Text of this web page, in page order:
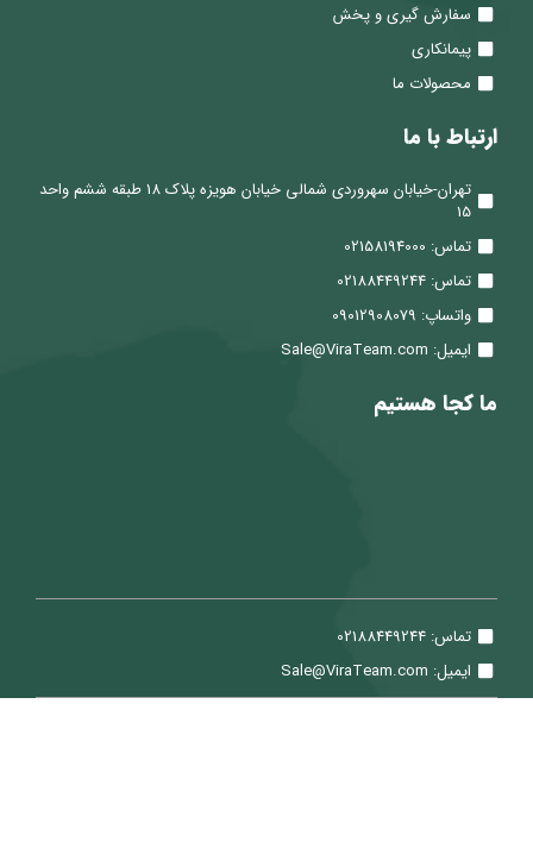
سفارش گیری و پخش
پیمانکاری
محصولات ما
ارتباط با ما
تهران-خیابان سهروردی شمالی خیابان هویزه پلاک 18 طبقه ششم واحد
15
تماس: 02158194000
تماس: 02188449244
واتساپ: 09012908079
ایمیل: Sale@ViraTeam.com
ما کجا هستیم
تماس: 02188449244
ایمیل: Sale@ViraTeam.com